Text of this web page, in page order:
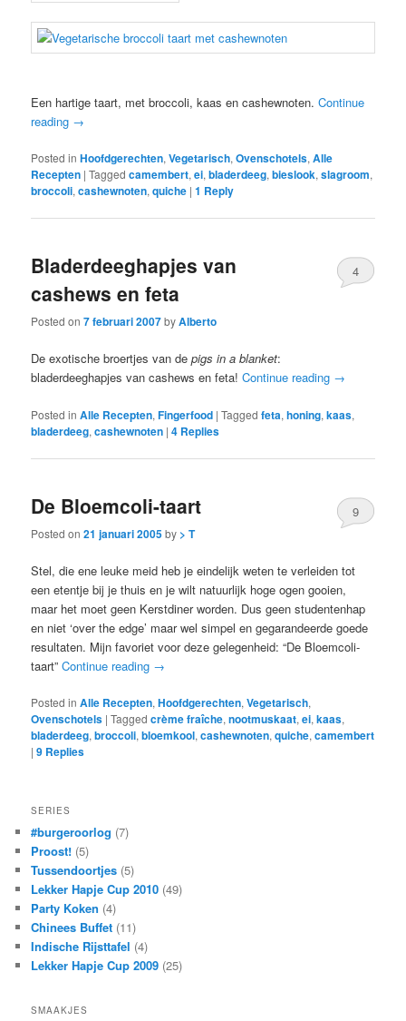
Een hartige taart, met broccoli, kaas en cashewnoten.Continue
reading →
Posted in Hoofdgerechten,Vegetarisch,Ovenschotels,Alle
Recepten |Tagged camembert,ei,bladerdeeg,bieslook,slagroom,
broccoli,cashewnoten,quiche |1 Reply
Bladerdeeghapjes van
cashews en feta
Posted on7 februari 2007byAlberto
4
De exotische broertjes van depigs in a blanket:
bladerdeeghapjes van cashews en feta!Continue reading →
Posted in Alle Recepten,Fingerfood |Tagged feta,honing,kaas,
bladerdeeg,cashewnoten |4 Replies
De Bloemcoli-taart
Posted on21 januari 2005by > T
9
Stel, die ene leuke meid heb je eindelijk weten te verleiden tot
een etentje bij je thuis en je wilt natuurlijk hoge ogen gooien,
maar het moet geen Kerstdiner worden. Dus geen studentenhap
en niet ‘over the edge’ maar wel simpel en gegarandeerde goede
resultaten. Mijn favoriet voor deze gelegenheid: “De Bloemcoli-
taart”Continue reading →
Posted in Alle Recepten,Hoofdgerechten,Vegetarisch,
Ovenschotels |Tagged crème fraîche,nootmuskaat,ei,kaas,
bladerdeeg,broccoli,bloemkool,cashewnoten,quiche,camembert
|9 Replies
SERIES
#burgeroorlog (7)
Proost! (5)
Tussendoortjes (5)
Lekker Hapje Cup 2010 (49)
Party Koken (4)
Chinees Buffet (11)
Indische Rijsttafel (4)
Lekker Hapje Cup 2009 (25)
SMAAKJES